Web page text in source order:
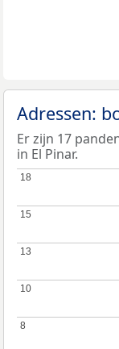
Adressen:
Er zijn 17
in El Pinar.
8
8
10
10
13
13
15
15
18
18